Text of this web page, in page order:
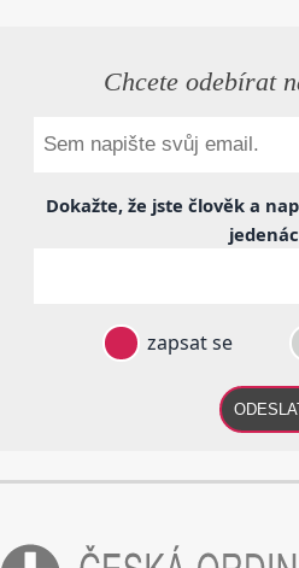
Chcete odebírat
Dokažte, že jste člověk a
zapsat se